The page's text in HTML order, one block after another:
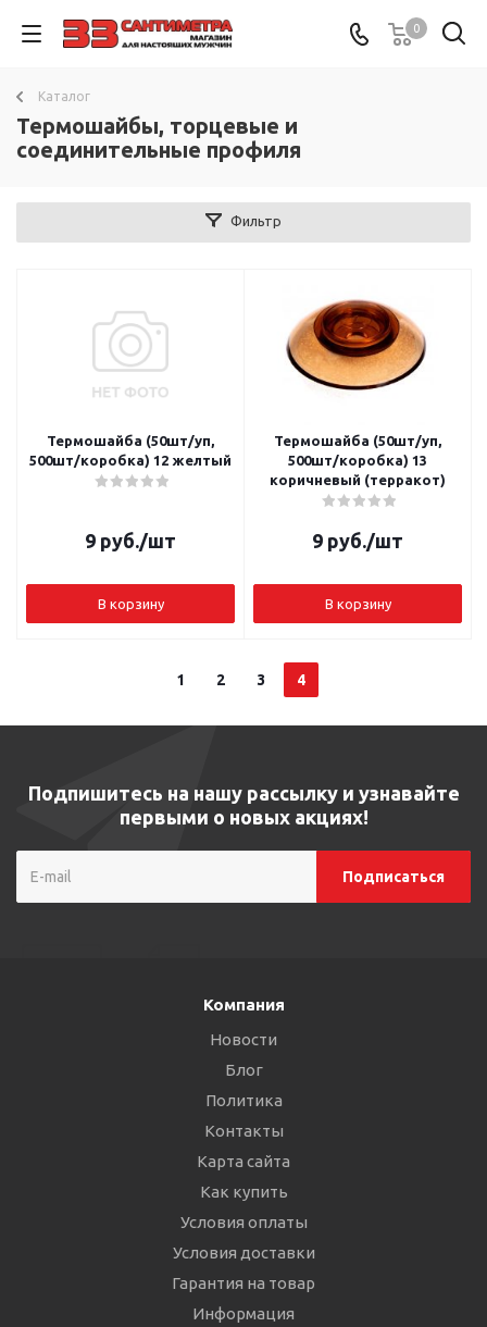
0
Каталог
Термошайбы, торцевые и
соединительные профиля
Фильтр
Термошайба (50шт/уп,
500шт/коробка) 12 желтый
9 руб./шт
В корзину
Термошайба (50шт/уп,
500шт/коробка) 13
коричневый (терракот)
9 руб./шт
В корзину
1 2 3 4
Подпишитесь на нашу рассылку и узнавайте
первыми о новых акциях!
Компания
Новости
Блог
Политика
Контакты
Карта сайта
Как купить
Условия оплаты
Условия доставки
Гарантия на товар
Информация